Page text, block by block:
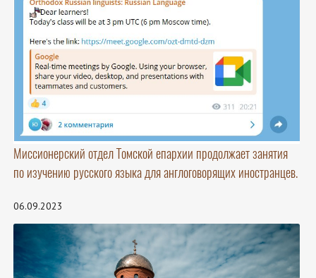
Миссионерский отдел Томской епархии продолжает занятия
по изучению русского языка для англоговорящих иностранцев.
06.09.2023